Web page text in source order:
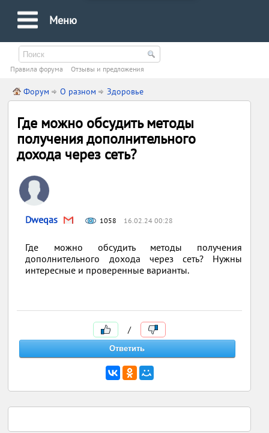
Меню
Правила форума Oтзывы и предложения
Форум О разном Здоровье
Где можно обсудить методы
получения дополнительного
дохода через сеть?
Dweqas 1058 16.02.24 00:28
Где можно обсудить методы получения
дополнительного дохода через сеть? Нужны
интересные и проверенные варианты.
/